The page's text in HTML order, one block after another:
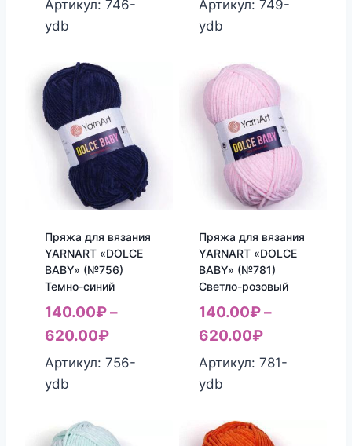
Артикул: 746-
ydb
Артикул: 749-
ydb
Пряжа для вязания
YARNART «DOLCE
BABY» (№756)
Темно-синий
140.00₽–
620.00₽
Артикул: 756-
ydb
Пряжа для вязания
YARNART «DOLCE
BABY» (№781)
Светло-розовый
140.00₽–
620.00₽
Артикул: 781-
ydb